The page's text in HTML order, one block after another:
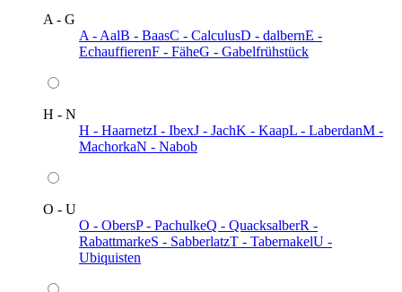
A - G
A - AalB - BaasC - CalculusD - dalbernE -
EchauffierenF - FäheG - Gabelfrühstück
H - N
H - HaarnetzI - IbexJ - JachK - KaapL - LaberdanM -
MachorkaN - Nabob
O - U
O - ObersP - PachulkeQ - QuacksalberR -
RabattmarkeS - SabberlatzT - TabernakelU -
Ubiquisten